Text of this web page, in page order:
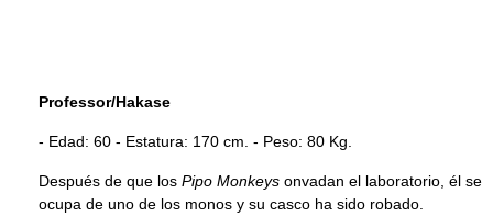
Professor/Hakase
- Edad: 60 - Estatura: 170 cm. - Peso: 80 Kg.
Después de que los Pipo Monkeys onvadan el laboratorio, él se
ocupa de uno de los monos y su casco ha sido robado.